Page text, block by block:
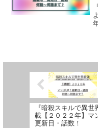
『暗殺スキルで異世
載【２０２２年】マ
更新日・話数！